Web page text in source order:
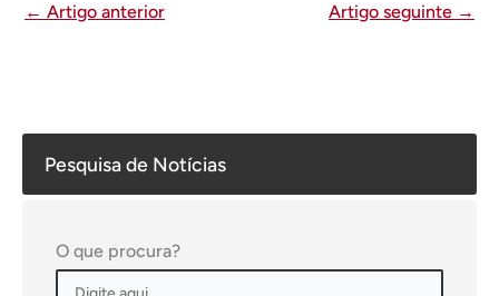
Pesquisa de Notícias
O que procura?
← Artigo anterior Artigo seguinte →